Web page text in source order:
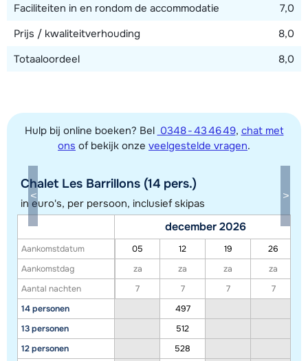
Toon alle accommodaties in dit gebied
Deze kaart geeft een indicatie van de ligging van onze accommodaties. De
exacte locatie kan enigszins afwijken.
Faciliteiten in en rondom de accommodatie
7,0
Prijs / kwaliteitverhouding
8,0
Totaaloordeel
8,0
Hulp bij online boeken? Bel 0348 - 43 46 49, chat met
ons of bekijk onze veelgestelde vragen.
Chalet Les Barrillons (14 pers.)
in euro's, per persoon, inclusief skipas
Aankomstdatum
Aankomstdag
Aantal nachten
14 personen
13 personen
12 personen
december 2026
05 12 19
26
za
za za
za
7
7 7
7
497
512
528